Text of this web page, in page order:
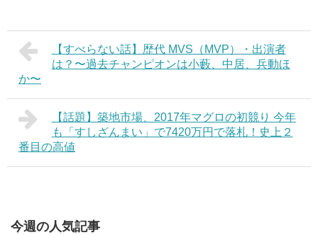
【すべらない話】歴代 MVS（MVP）・出演者
は？〜過去チャンピオンは小藪、中居、兵動ほ
か〜
【話題】築地市場、2017年マグロの初競り 今年
も「すしざんまい」で7420万円で落札！史上２
番目の高値
今週の人気記事